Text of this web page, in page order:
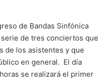
de Bandas Sinfónica
de tres conciertos que
de los asistentes y que
en general. El día
se realizará el primer